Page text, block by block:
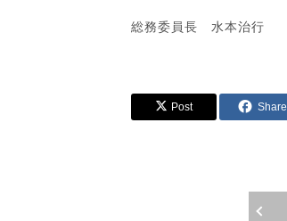
総務委員長 水本治行
Post Share